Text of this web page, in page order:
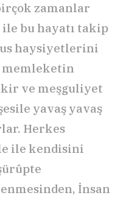
zamanlar
bu hayatı takip
haysiyetlerini
ve meşguliyet
yavaş yavaş
Herkes
ile kendisini
İnsan